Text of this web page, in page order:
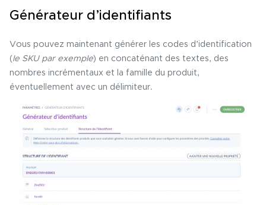
Générateur d’identifiants
Vous pouvez maintenant générer les codes d’identification
(le SKU par exemple) en concaténant des textes, des
nombres incrémentaux et la famille du produit,
éventuellement avec un délimiteur.